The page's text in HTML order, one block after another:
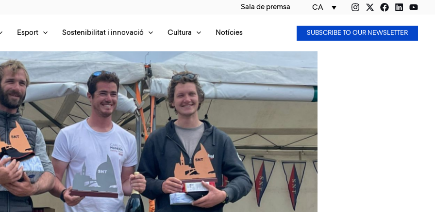
Sala de premsa CA
Esport Sostenibilitat i innovació Cultura Notícies SUBSCRIBE TO OUR NEWSLETTER